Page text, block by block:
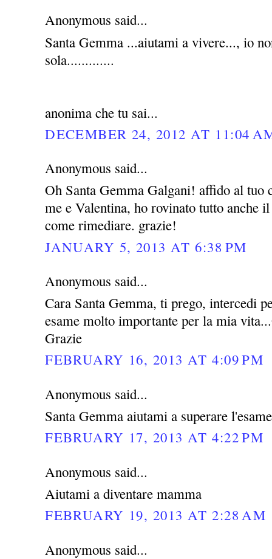
Anonymous said...
Santa Gemma ...aiutami a vivere..., io
sola.............
anonima che tu sai...
DECEMBER 24, 2012 AT 11:04
Anonymous said...
Oh Santa Gemma Galgani! affido al tuo
me e Valentina, ho rovinato tutto anche
come rimediare. grazie!
JANUARY 5, 2013 AT 6:38 PM
Anonymous said...
Cara Santa Gemma, ti prego, intercedi
esame molto importante per la mia
Grazie
FEBRUARY 16, 2013 AT 4:09 PM
Anonymous said...
Santa Gemma aiutami a superare
FEBRUARY 17, 2013 AT 4:22 PM
Anonymous said...
Aiutami a diventare mamma
FEBRUARY 19, 2013 AT 2:28 AM
Anonymous said...